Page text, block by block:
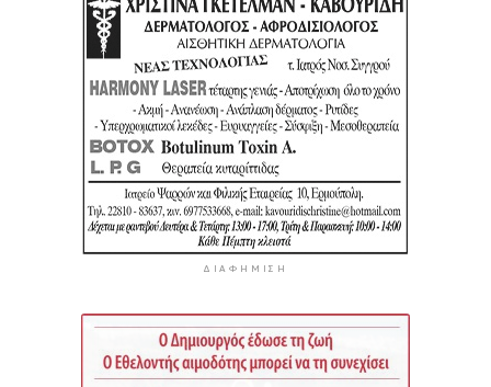
ΔΙΑΦΉΜΙΣΗ